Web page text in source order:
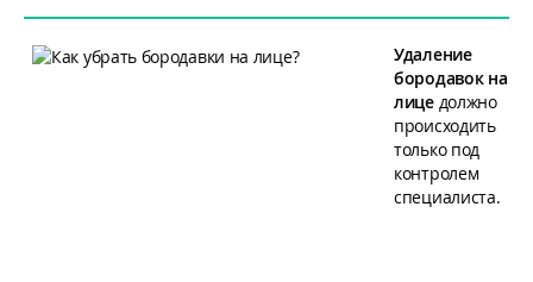
Удаление
бородавок на
лицедолжно
происходить
только под
контролем
специалиста.